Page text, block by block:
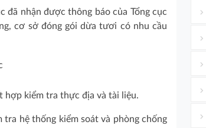
đã nhận được thông báo của Tổng cục
cơ sở đóng gói dừa tươi có nhu cầu
kiểm tra thực địa và tài liệu.
tra hệ thống kiểm soát và phòng chống